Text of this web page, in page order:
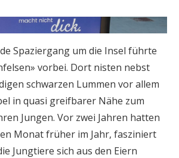
Spaziergang um die Insel führte
vorbei. Dort nisten nebst
schwarzen Lummen vor allem
in quasi greifbarer Nähe zum
Jungen. Vor zwei Jahren hatten
Monat früher im Jahr, fasziniert
Jungtiere sich aus den Eiern